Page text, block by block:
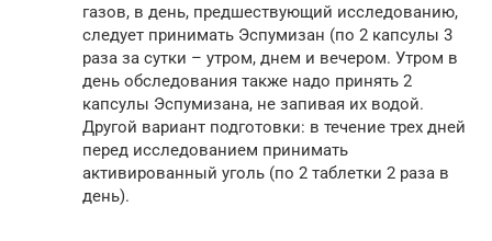
газов, в день, предшествующий исследованию,
следует принимать Эспумизан (по 2 капсулы 3
раза за сутки – утром, днем и вечером. Утром в
день обследования также надо принять 2
капсулы Эспумизана, не запивая их водой.
Другой вариант подготовки: в течение трех дней
перед исследованием принимать
активированный уголь (по 2 таблетки 2 раза в
день).